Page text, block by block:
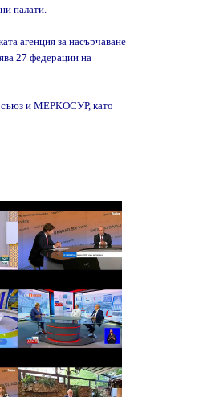
палати.
агенция за насърчаване
27 федерации на
съюз и МЕРКОСУР, като